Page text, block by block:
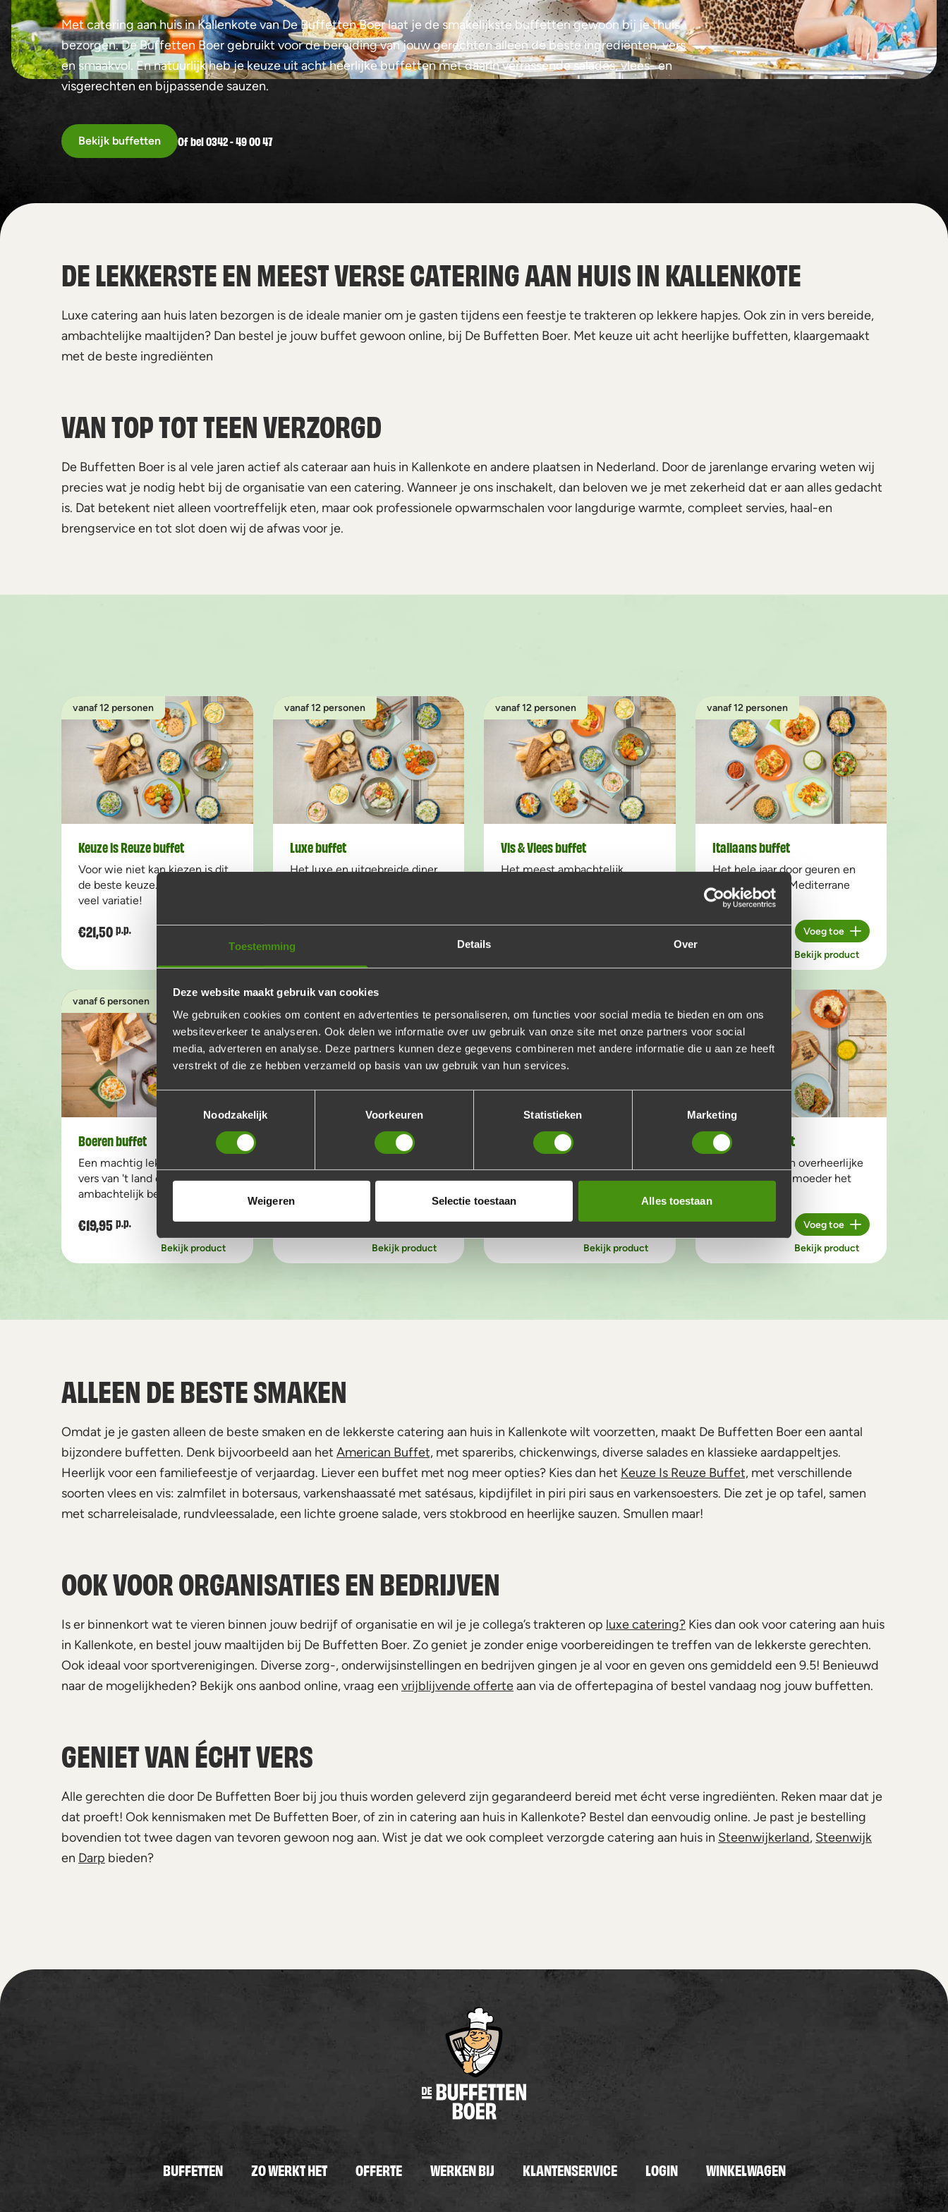
Toestemming Details Over
Deze website maakt gebruik van cookies
We gebruiken cookies om content en advertenties te personaliseren, om functies voor social media te bieden en om ons
websiteverkeer te analyseren. Ook delen we informatie over uw gebruik van onze site met onze partners voor social
media, adverteren en analyse. Deze partners kunnen deze gegevens combineren met andere informatie die u aan ze heeft
verstrekt of die ze hebben verzameld op basis van uw gebruik van hun services.
Toestemmingsselectie
Noodzakelijk
Voorkeuren Statistieken Marketing
Weigeren Selectie toestaan Alles toestaan
Met catering aan huis in Kallenkote van De Buffetten Boer laat je de smakelijkste buffetten gewoon bij je thuis
bezorgen. De Buffetten Boer gebruikt voor de bereiding van jouw gerechten alleen de beste ingrediënten, vers
en smaakvol. En natuurlijk heb je keuze uit acht heerlijke buffetten met daarin verrassende salades, vlees- en
visgerechten en bijpassende sauzen.
Bekijk buffetten Of bel 0342 - 49 00 47
DE LEKKERSTE EN MEEST VERSE CATERING AAN HUIS IN KALLENKOTE
Luxe catering aan huis laten bezorgen is de ideale manier om je gasten tijdens een feestje te trakteren op lekkere hapjes. Ook zin in vers bereide,
ambachtelijke maaltijden? Dan bestel je jouw buffet gewoon online, bij De Buffetten Boer. Met keuze uit acht heerlijke buffetten, klaargemaakt
met de beste ingrediënten
VAN TOP TOT TEEN VERZORGD
De Buffetten Boer is al vele jaren actief als cateraar aan huis in Kallenkote en andere plaatsen in Nederland. Door de jarenlange ervaring weten wij
precies wat je nodig hebt bij de organisatie van een catering. Wanneer je ons inschakelt, dan beloven we je met zekerheid dat er aan alles gedacht
is. Dat betekent niet alleen voortreffelijk eten, maar ook professionele opwarmschalen voor langdurige warmte, compleet servies, haal-en
brengservice en tot slot doen wij de afwas voor je.
vanaf 12 personen
Keuze is Reuze buffet
Voor wie niet kan kiezen is dit
de beste keuze. Van alles wat,
veel variatie!
€21,50 p.p.
vanaf 12 personen
Luxe buffet
Het luxe en uitgebreide diner
€20,50 p.p.
vanaf 12 personen
Vis & Vlees buffet
Het meest ambachtelijk
€22,95 p.p.
vanaf 12 personen
Italiaans buffet
Het hele jaar door geuren en
kleuren van de Mediterrane
keuken!
€20,95 p.p.
Aantal
Voeg toe
Bekijk product
vanaf 6 personen
Boeren buffet
Een machtig lekker buffet,
vers van 't land en
ambachtelijk bereid!
€19,95 p.p. Voeg toe
Bekijk product
themafeest of gewoon voor de
€17,95 p.p. Voeg toe
Bekijk product
Saté buffet
verheerlijking met lekker veel
€18,95 p.p. Voeg toe
Bekijk product
Stamppot buffet
Met drie soorten overheerlijke
stamppot zoals moeder het
€18,95 p.p.
Aantal
Voeg toe
Bekijk product
ALLEEN DE BESTE SMAKEN
Omdat je je gasten alleen de beste smaken en de lekkerste catering aan huis in Kallenkote wilt voorzetten, maakt De Buffetten Boer een aantal
bijzondere buffetten. Denk bijvoorbeeld aan het American Buffet, met spareribs, chickenwings, diverse salades en klassieke aardappeltjes.
Heerlijk voor een familiefeestje of verjaardag. Liever een buffet met nog meer opties? Kies dan het Keuze Is Reuze Buffet, met verschillende
soorten vlees en vis: zalmfilet in botersaus, varkenshaassaté met satésaus, kipdijfilet in piri piri saus en varkensoesters. Die zet je op tafel, samen
met scharreleisalade, rundvleessalade, een lichte groene salade, vers stokbrood en heerlijke sauzen. Smullen maar!
OOK VOOR ORGANISATIES EN BEDRIJVEN
Is er binnenkort wat te vieren binnen jouw bedrijf of organisatie en wil je je collega’s trakteren op luxe catering? Kies dan ook voor catering aan huis
in Kallenkote, en bestel jouw maaltijden bij De Buffetten Boer. Zo geniet je zonder enige voorbereidingen te treffen van de lekkerste gerechten.
Ook ideaal voor sportverenigingen. Diverse zorg-, onderwijsinstellingen en bedrijven gingen je al voor en geven ons gemiddeld een 9.5! Benieuwd
naar de mogelijkheden? Bekijk ons aanbod online, vraag een vrijblijvende offerteaan via de offertepagina of bestel vandaag nog jouw buffetten.
GENIET VAN ÉCHT VERS
Alle gerechten die door De Buffetten Boer bij jou thuis worden geleverd zijn gegarandeerd bereid met écht verse ingrediënten. Reken maar dat je
dat proeft! Ook kennismaken met De Buffetten Boer, of zin in catering aan huis in Kallenkote? Bestel dan eenvoudig online. Je past je bestelling
bovendien tot twee dagen van tevoren gewoon nog aan. Wist je dat we ook compleet verzorgde catering aan huis in Steenwijkerland, Steenwijk
en Darp bieden?
BUFFETTEN ZO WERKT HET OFFERTE WERKEN BIJ KLANTENSERVICE LOGIN WINKELWAGEN